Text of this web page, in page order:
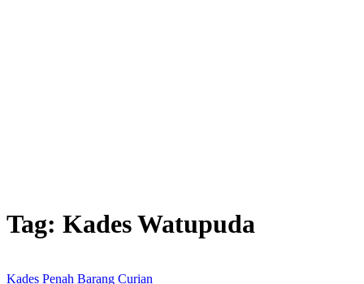
Tag: Kades Watupuda
Kades Penah Barang Curian